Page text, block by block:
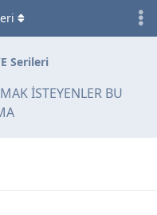
Serileri
İSTEYENLER BU